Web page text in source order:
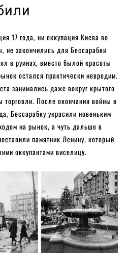
17 года, ни оккупация Киева во
не закончились для Бессарабки
в руинах, вместо былой красоты
остался практически невредим.
занимались даже вокруг крытого
После окончания войны в
Бессарабку украсили новеньким
на рынок, а чуть дальше в
памятник Ленину, который
оккупантами виселицу.